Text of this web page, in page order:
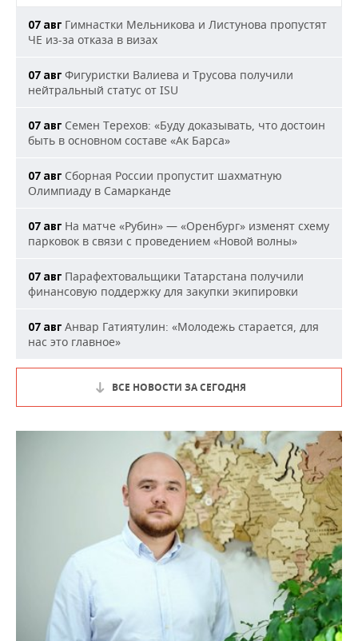
07 авг Гимнастки Мельникова и Листунова пропустят
ЧЕ из-за отказа в визах
07 авг Фигуристки Валиева и Трусова получили
нейтральный статус от ISU
07 авг Семен Терехов: «Буду доказывать, что достоин
быть в основном составе «Ак Барса»
07 авг Сборная России пропустит шахматную
Олимпиаду в Самарканде
07 авг На матче «Рубин» — «Оренбург» изменят схему
парковок в связи с проведением «Новой волны»
07 авг Парафехтовальщики Татарстана получили
финансовую поддержку для закупки экипировки
07 авг Анвар Гатиятулин: «Молодежь старается, для
нас это главное»
ВСЕ НОВОСТИ ЗА СЕГОДНЯ